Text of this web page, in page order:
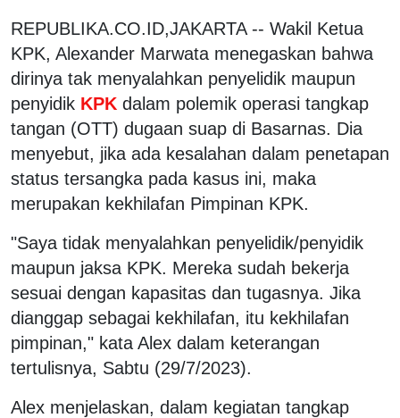
REPUBLIKA.CO.ID,JAKARTA -- Wakil Ketua
KPK, Alexander Marwata menegaskan bahwa
dirinya tak menyalahkan penyelidik maupun
penyidik KPK dalam polemik operasi tangkap
tangan (OTT) dugaan suap di Basarnas. Dia
menyebut, jika ada kesalahan dalam penetapan
status tersangka pada kasus ini, maka
merupakan kekhilafan Pimpinan KPK.
"Saya tidak menyalahkan penyelidik/penyidik
maupun jaksa KPK. Mereka sudah bekerja
sesuai dengan kapasitas dan tugasnya. Jika
dianggap sebagai kekhilafan, itu kekhilafan
pimpinan," kata Alex dalam keterangan
tertulisnya, Sabtu (29/7/2023).
Alex menjelaskan, dalam kegiatan tangkap